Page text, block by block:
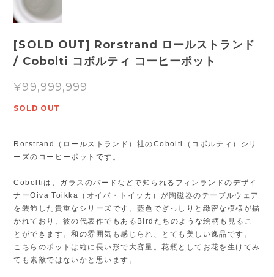
[SOLD OUT] Rorstrand ロールストランド
/ Cobolti コボルティ コーヒーポット
¥99,999,999
SOLD OUT
Rorstrand（ロールストランド）社のCobolti（コボルティ）シリ
ーズのコーヒーポットです。
Coboltiは、ガラスのバードなどで知られるフィンランドのデザイ
ナーOiva Toikka（オイバ・トイッカ）が陶磁器のテーブルウェア
を装飾した貴重なシリーズです。藍色でぎっしりと緻密な模様が描
かれており、彼の代表作でもあるBirdたちのような絵柄も見るこ
とができます。和の雰囲気も感じられ、とても美しい逸品です。
こちらのポットは縦に長い形で大容量。花瓶としてお花を生けてみ
ても素敵ではないかと思います。